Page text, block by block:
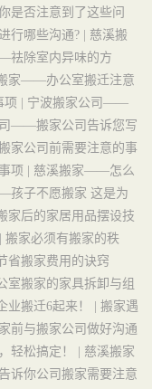
否注意到了这些问
行哪些沟通? | 慈溪搬
祛除室内异味的方
家——办公室搬迁注意
| 宁波搬家公司——
——搬家公司告诉您写
家公司前需要注意的事
项 | 慈溪搬家——怎么
孩子不愿搬家 这是为
家后的家居用品摆设技
搬家必须有搬家的秩
省搬家费用的诀窍
室搬家的家具拆卸与组
业搬迁6起来！ | 搬家遇
前与搬家公司做好沟通
轻松搞定！ | 慈溪搬家
诉你公司搬家需要注意